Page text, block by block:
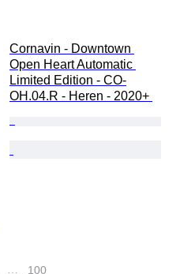
Cornavin - Downtown
Open Heart Automatic
Limited Edition - CO-
OH.04.R - Heren - 2020+
… 100